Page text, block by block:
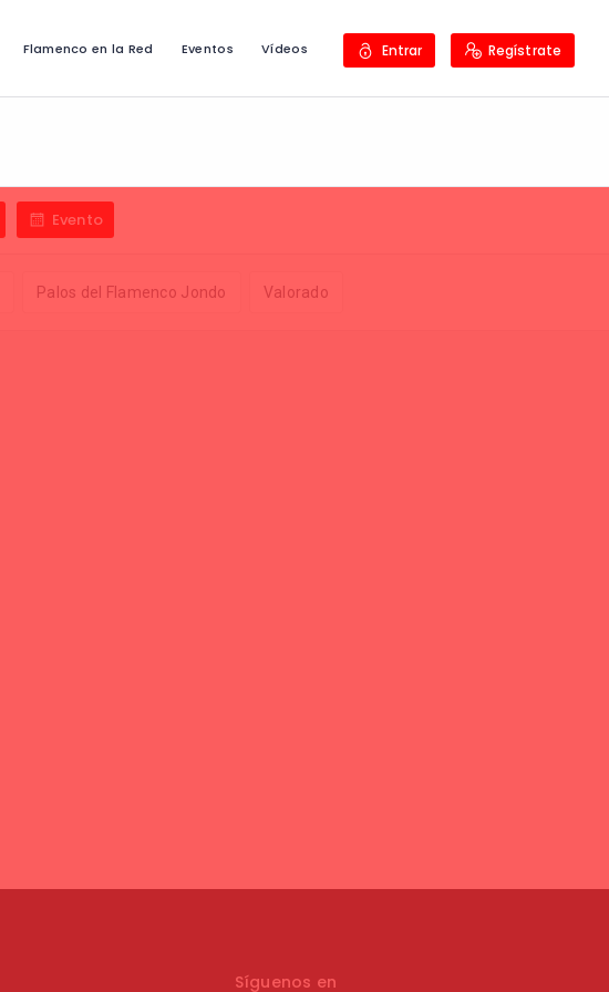
Flamenco en la Red Eventos Vídeos Entrar Regístrate
Evento
Palos del Flamenco Jondo Valorado
Síguenos en